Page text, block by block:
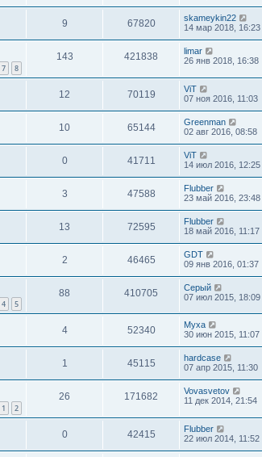
9 67820
skameykin22
14 мар 2018, 16:23
7 8
143 421838
limar
26 янв 2018, 16:38
12 70119
ViT
07 ноя 2016, 11:03
10 65144
Greenman
02 авг 2016, 08:58
0 41711
ViT
14 июл 2016, 12:25
3 47588
Flubber
23 май 2016, 23:48
13 72595
Flubber
18 май 2016, 11:17
2 46465
GDT
09 янв 2016, 01:37
4 5
88 410705
Серый
07 июл 2015, 18:09
4 52340
Myxa
30 июн 2015, 11:07
1 45115
hardcase
07 апр 2015, 11:30
1 2
26 171682
Vovasvetov
11 дек 2014, 21:54
0 42415
Flubber
22 июл 2014, 11:52